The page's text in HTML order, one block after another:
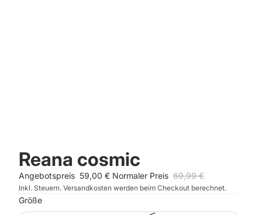
Reana cosmic
Angebotspreis 59,00 € Normaler Preis 69,99 €
Inkl. Steuern. Versandkosten werden beim Checkout berechnet.
Größe